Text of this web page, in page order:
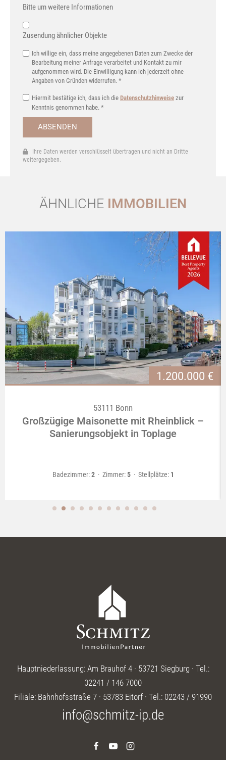
Bitte um weitere Informationen
Zusendung ähnlicher Objekte
Ich willige ein, dass meine angegebenen Daten zum Zwecke der
Bearbeitung meiner Anfrage verarbeitet und Kontakt zu mir
aufgenommen wird. Die Einwilligung kann ich jederzeit ohne
Angaben von Gründen widerrufen. *
Hiermit bestätige ich, dass ich die Datenschutzhinweise zur
Kenntnis genommen habe. *
ABSENDEN
Ihre Daten werden verschlüsselt übertragen und nicht an Dritte
weitergegeben.
ÄHNLICHE IMMOBILIEN
1.200.000 €
53111 Bonn
Großzügige Maisonette mit Rheinblick –
Sanierungsobjekt in Toplage
Badezimmer:2 · Zimmer:5 · Stellplätze: 1
4 5 6 7 8 9 10 11 12
Hauptniederlassung: Am Brauhof 4 · 53721 Siegburg · Tel.:
02241 / 146 7000
Filiale: Bahnhofsstraße 7 · 53783 Eitorf · Tel.: 02243 / 91990
info@schmitz-ip.de